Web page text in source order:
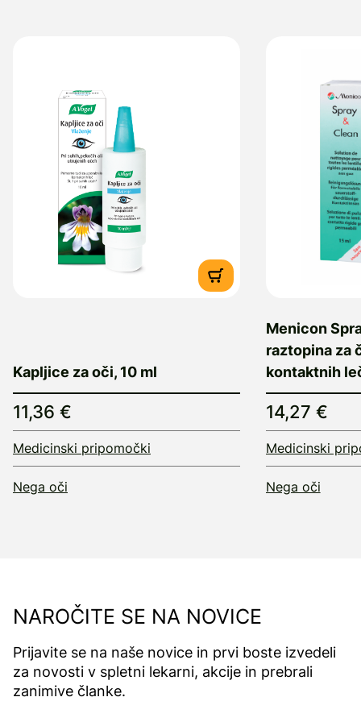
Kapljice za oči, 10 ml
11,36 €
Medicinski pripomočki
Nega oči
Menicon
raztopina za
kontaktnih
14,27 €
Medicinski
Nega oči
NAROČITE SE NA NOVICE
Prijavite se na naše novice in prvi boste izvedeli
za novosti v spletni lekarni, akcije in prebrali
zanimive članke.